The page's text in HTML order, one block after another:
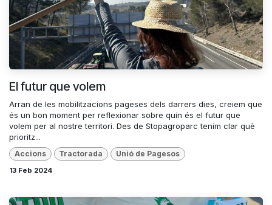
El futur que volem
Arran de les mobilitzacions pageses dels darrers dies, creiem que
és un bon moment per reflexionar sobre quin és el futur que
volem per al nostre territori. Des de Stopagroparc tenim clar què
prioritz...
Accions Tractorada Unió de Pagesos
13 Feb 2024